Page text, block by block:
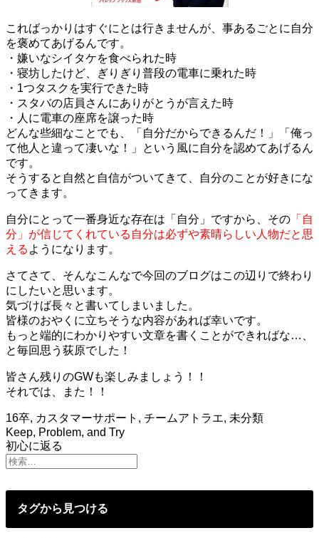
こればっかりはすぐにとは行きませんが、事あるごとに自分
を褒めてあげるんです。
・嫌いなシイタケを食べられた時
・寝坊したけど、ぎりぎり普段の電車に乗れた時
・1つタスクを実行できた時
・スタバの店員さんにありがとうが言えた時
・人に電車の座席を譲った時
どんな些細なことでも、「自分だからできるんだ！」「俺っ
て他人と違って凄いな！」という風に自分を認めてあげるん
です。
そうすると自然と自信がついてきて、自分のことが好きにな
ってきます。
自分にとって一番身近な存在は「自分」ですから、その 「自
分」が信じてくれている自分は必ずや素晴らしい人物だと思
える ようになります。
さてさて、そんなこんなで今回のブログはこの辺りで終わり
にしたいと思います。
気づけば長々と書いてしまいました。
皆様のおやくに立ちそうな内容があれば幸いです。
もっと端的にわかりやすい文章を書くことができればな…、
と毎回思う荻原でした！
皆さん残りのGWも楽しみましょう！！
それでは、また！！
16卒, カスタマーサポート , チームアトラエ, 未分類
投
稿
ビ
ゲ
Keep, Problem, and Try
初心に返る
タグから見つける